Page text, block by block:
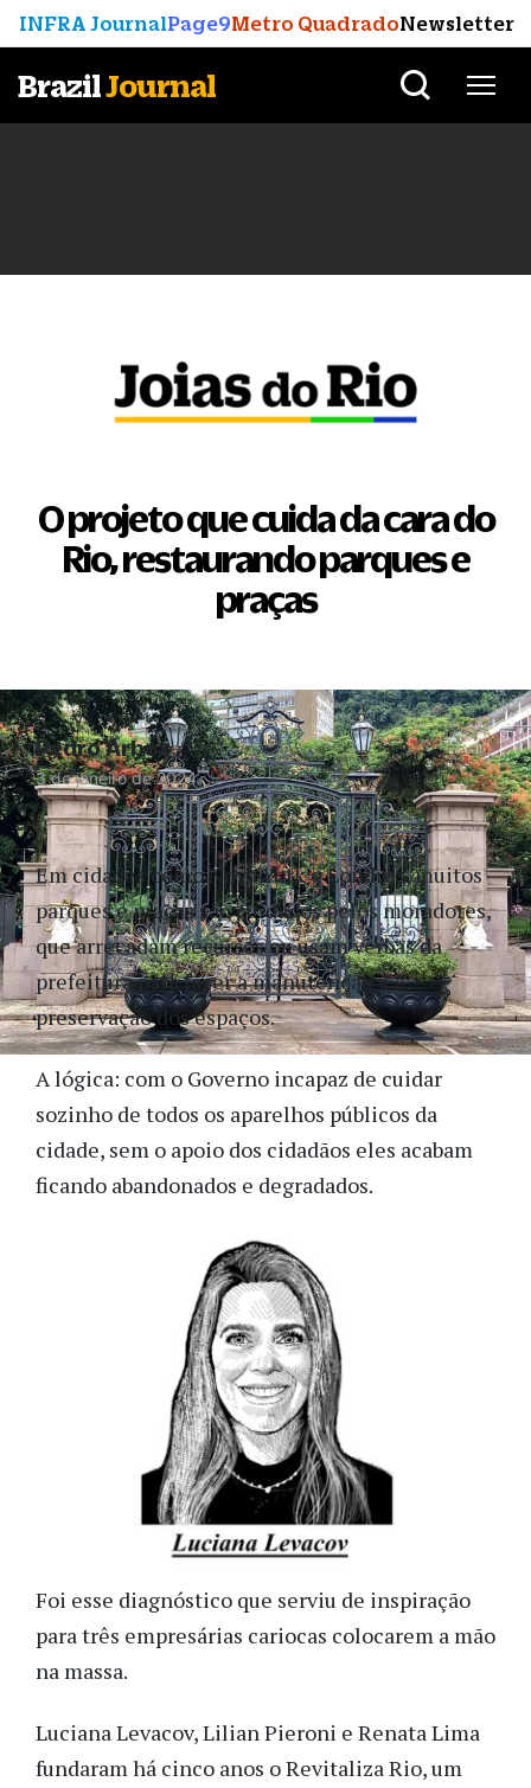
INFRA JournalPage9Metro QuadradoNewsletter
BrazilJournal
O projeto que cuida da cara do
Rio, restaurando parques e
praças
3 de janeiro de 2024
Em cidades como Nova York e Londres, muitos
parques e praças são cuidados pelos moradores,
que arrecadam recursos ou usam verbas da
prefeitura para fazer a manutenção e a
preservação dos espaços.
A lógica: com o Governo incapaz de cuidar
sozinho de todos os aparelhos públicos da
cidade, sem o apoio dos cidadãos eles acabam
ficando abandonados e degradados.
Foi esse diagnóstico que serviu de inspiração
para três empresárias cariocas colocarem a mão
na massa.
Luciana Levacov, Lilian Pieroni e Renata Lima
fundaram há cinco anos o Revitaliza Rio, um
Pedro Arbex